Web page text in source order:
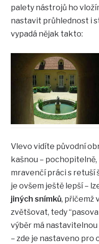
palety nástrojů ho
nastavit průhlednost i
vypadá nějak takto:
Vlevo vidíte původní
kašnou –
mravenčí práci s retuší
je ovšem ještě lepší –
jiných snímků, přičemž
zvětšovat, tedy
výběr má
– zde je nastaveno pro